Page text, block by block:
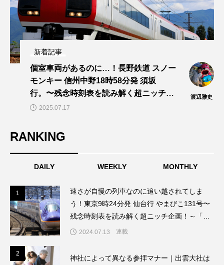
新着記事
個室車両があるのに…！長野鉄道 スノー
モンキー 信州中野18時58分発 須坂
行。〜残念時刻表を読み解く超ニッチ企
画！～「渡辺雅史の残念な鉄道時刻表」
渡辺雅史
2025.07.17
RANKING
DAILY WEEKLY MONTHLY
1
速さが自慢の列車なのに追い越されてしま
う！東京9時24分発 仙台行 やまびこ131号〜
残念時刻表を読み解く超ニッチ企画！～「渡
辺雅史の残念な鉄道時刻表」第8回
2024.07.13 連載
2
神社によって異なる参拝マナー｜出雲大社は